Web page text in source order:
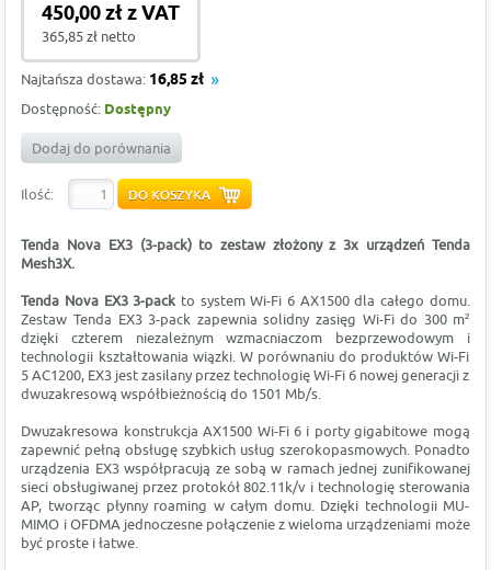
450,00 zł z VAT
365,85 zł netto
Najtańsza dostawa: 16,85 zł
Dostępność: Dostępny
Dodaj do porównania
Ilość:
Tenda Nova EX3 (3-pack) to zestaw złożony z 3x urządzeń Tenda
Mesh3X.
Tenda Nova EX3 3-pack to system Wi-Fi 6 AX1500 dla całego domu.
Zestaw Tenda EX3 3-pack zapewnia solidny zasięg Wi-Fi do 300 m²
dzięki czterem niezależnym wzmacniaczom bezprzewodowym i
technologii kształtowania wiązki. W porównaniu do produktów Wi-Fi
5 AC1200, EX3 jest zasilany przez technologię Wi-Fi 6 nowej generacji z
dwuzakresową współbieżnością do 1501 Mb/s.
Dwuzakresowa konstrukcja AX1500 Wi-Fi 6 i porty gigabitowe mogą
zapewnić pełną obsługę szybkich usług szerokopasmowych. Ponadto
urządzenia EX3 współpracują ze sobą w ramach jednej zunifikowanej
sieci obsługiwanej przez protokół 802.11k/v i technologię sterowania
AP, tworząc płynny roaming w całym domu. Dzięki technologii MU-
MIMO i OFDMA jednoczesne połączenie z wieloma urządzeniami może
być proste i łatwe.